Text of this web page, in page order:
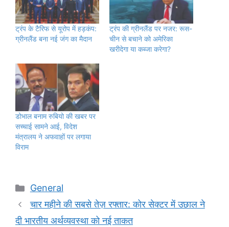
ट्रंप के टैरिफ से यूरोप में हड़कंप:
ग्रीनलैंड बना नई जंग का मैदान
ट्रंप की ग्रीनलैंड पर नजर: रूस-
चीन से बचाने को अमेरिका
खरीदेगा या कब्जा करेगा?
डोभाल बनाम रुबियो की खबर पर
सच्चाई सामने आई, विदेश
मंत्रालय ने अफवाहों पर लगाया
विराम
Categories
General
चार महीने की सबसे तेज़ रफ्तार: कोर सेक्टर में उछाल ने
दी भारतीय अर्थव्यवस्था को नई ताकत